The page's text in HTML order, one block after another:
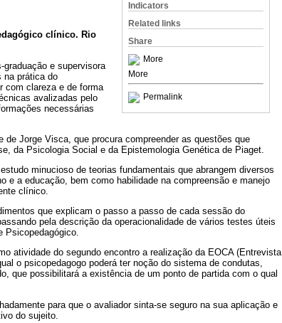
Indicators
Related links
Share
More
More
Permalink
clínico. Rio
graduação e supervisora
na prática do
com clareza e de forma
avalizadas pelo
necessárias
Jorge Visca, que procura compreender as questões que
da Psicologia Social e da Epistemologia Genética de Piaget.
minucioso de teorias fundamentais que abrangem diversos
e a educação, bem como habilidade na compreensão e manejo
clínico.
que explicam o passo a passo de cada sessão do
pela descrição da operacionalidade de vários testes úteis
Psicopedagógico.
atividade do segundo encontro a realização da EOCA (Entrevista
o psicopedagogo poderá ter noção do sistema de condutas,
que possibilitará a existência de um ponto de partida com o qual
para que o avaliador sinta-se seguro na sua aplicação e
do sujeito.